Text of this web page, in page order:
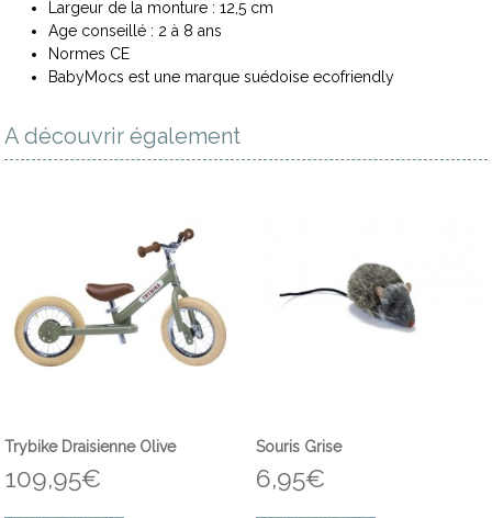
Largeur de la monture : 12,5 cm
Age conseillé : 2 à 8 ans
Normes CE
BabyMocs est une marque suédoise ecofriendly
A découvrir également
Trybike Draisienne Olive
109,95€
Souris Grise
6,95€